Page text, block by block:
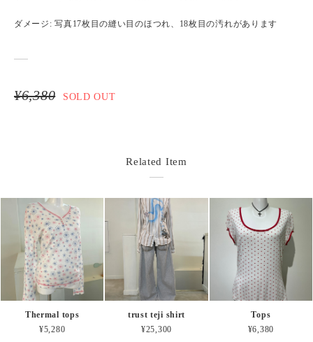
ダメージ: 写真17枚目の縫い目のほつれ、18枚目の汚れがあります
¥6,380 SOLD OUT
Related Item
Thermal tops
¥5,280
trust teji shirt
¥25,300
Tops
¥6,380